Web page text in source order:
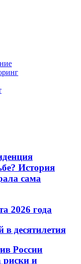
История
сама
2026 года
десятилетия
России
риски и